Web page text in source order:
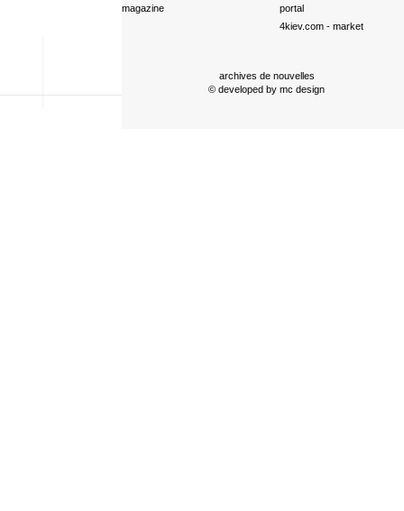
magazine
portal
4kiev.com- market
archives de nouvelles
© developed by mc design